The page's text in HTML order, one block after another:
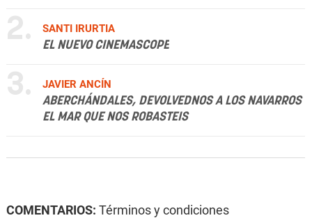
2.
SANTI IRURTIA
EL NUEVO CINEMASCOPE
3.
JAVIER ANCÍN
ABERCHÁNDALES, DEVOLVEDNOS A LOS NAVARROS
EL MAR QUE NOS ROBASTEIS
COMENTARIOS: Términos y condiciones